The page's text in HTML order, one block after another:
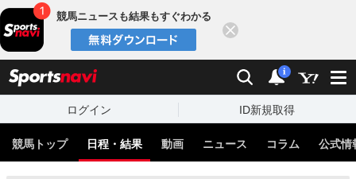
競馬ニュースも結果もすぐわかる
検索 通知
i
ログイン ID新規取得
競馬トップ 日程・結果 動画 ニュース コラム 公式情